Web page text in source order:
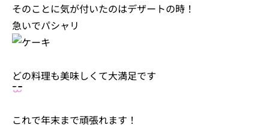
そのことに気が付いたのはデザートの時！
急いでパシャリ
どの料理も美味しくて大満足です
これで年末まで頑張れます！